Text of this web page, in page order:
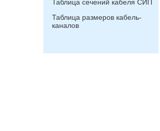
Таблица сечений кабеля СИП
Таблица размеров кабель-
каналов